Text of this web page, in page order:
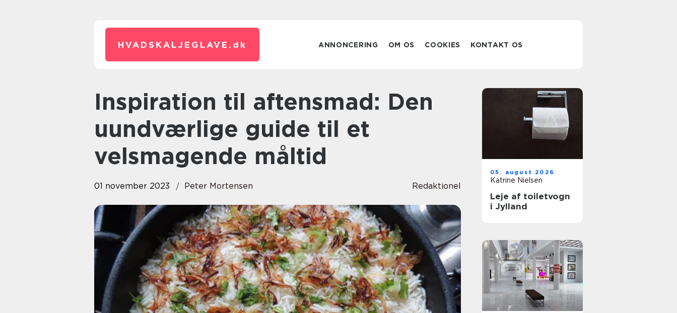
HVADSKALJEGLAVE. dk ANNONCERING OM OS COOKIES KONTAKT OS
Inspiration til aftensmad: Den
uundværlige guide til et
velsmagende måltid
01 november 2023 Peter Mortensen Redaktionel
05. august 2026
Katrine Nielsen
Leje af toiletvogn
i Jylland